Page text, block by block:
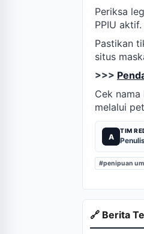
Periksa
PPIU aktif.
Pastikan
situs
>>>
Cek
melalui
A
TIM
#penipuan
🔗 Berita